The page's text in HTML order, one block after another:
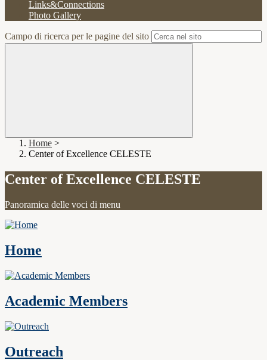
Links&Connections
Photo Gallery
Campo di ricerca per le pagine del sito
Home >
Center of Excellence CELESTE
Center of Excellence CELESTE
Panoramica delle voci di menu
Home
Academic Members
Outreach